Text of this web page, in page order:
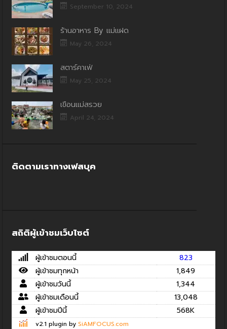
September 10, 2024
ร้านอาหาร By แม่แฝด
May 26, 2024
สตาร์คาเฟ่
May 25, 2024
เขื่อนแม่สรวย
April 24, 2024
ติดตามเราทางเฟสบุค
สถิติผู้เข้าชมเว็บไซต์
ผู้เข้าชมตอนนี้
823
ผู้เข้าชมทุกหน้า
1,849
ผู้เข้าชมวันนี้
1,344
ผู้เข้าชมเดือนนี้
13,048
ผู้เข้าชมปีนี้
568K
v2.1 plugin by SiAMFOCUS.com